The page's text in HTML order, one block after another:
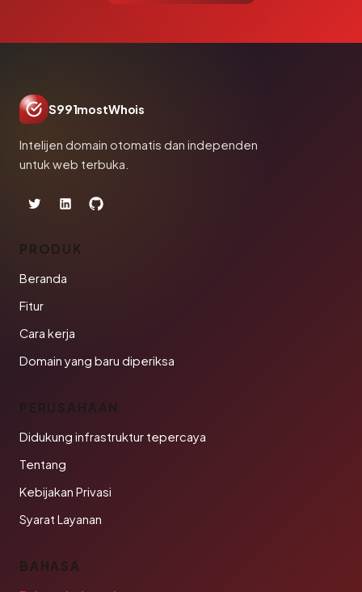
S991mostWhois
Intelijen domain otomatis dan independen
untuk web terbuka.
PRODUK
Beranda
Fitur
Cara kerja
Domain yang baru diperiksa
PERUSAHAAN
Didukung infrastruktur tepercaya
Tentang
Kebijakan Privasi
Syarat Layanan
BAHASA